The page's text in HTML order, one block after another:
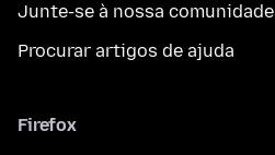
Junte-se à nossa comunidade
Procurar artigos de ajuda
Firefox